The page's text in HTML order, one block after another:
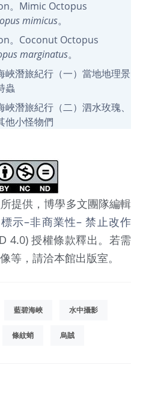
。Mimic Octopus
mimicus。
。Coconut Octopus
marginatus。
峽潛旅紀行（一）當地地理景
蟲
峽潛旅紀行（二）泗水玫瑰、
他小怪物們
提供，博學多文團隊編輯
示–非商業性– 禁止改作
4.0) 授權條款釋出。若需
等，請洽本館出版室。
藍碧海峽 水中攝影
條紋蛸 烏賊